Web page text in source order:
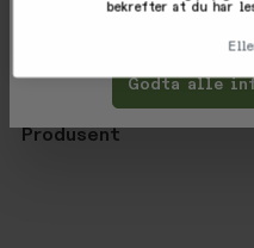
EAN: 810081077897
Produsent
Tilpass
Godta alle
bekrefter at du har